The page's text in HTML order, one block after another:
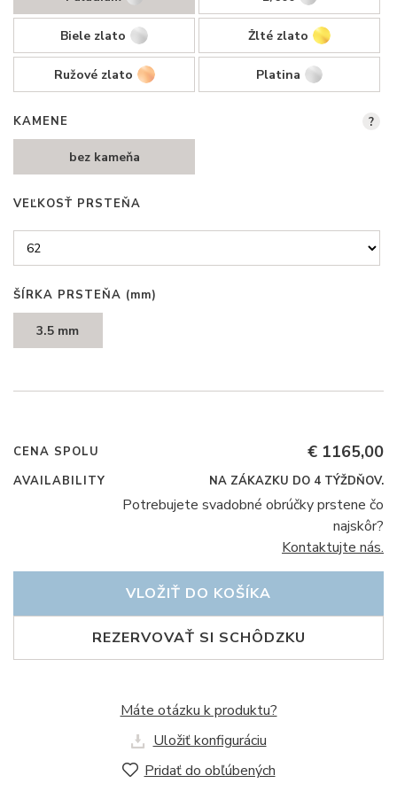
Biele zlato Žlté zlato
Ružové zlato Platina
KAMENE
bez kameňa
?
VEĽKOSŤ PRSTEŇA
ŠÍRKA PRSTEŇA (mm)
3.5 mm
CENA SPOLU € 1165,00
AVAILABILITY NA ZÁKAZKU DO 4 TÝŽDŇOV.
Potrebujete svadobné obrúčky prstene čo
najskôr?
Kontaktujte nás.
REZERVOVAŤ SI SCHÔDZKU
VLOŽIŤ DO KOŠÍKA
Máte otázku k produktu?
Uložiť konfiguráciu
Pridať do obľúbených